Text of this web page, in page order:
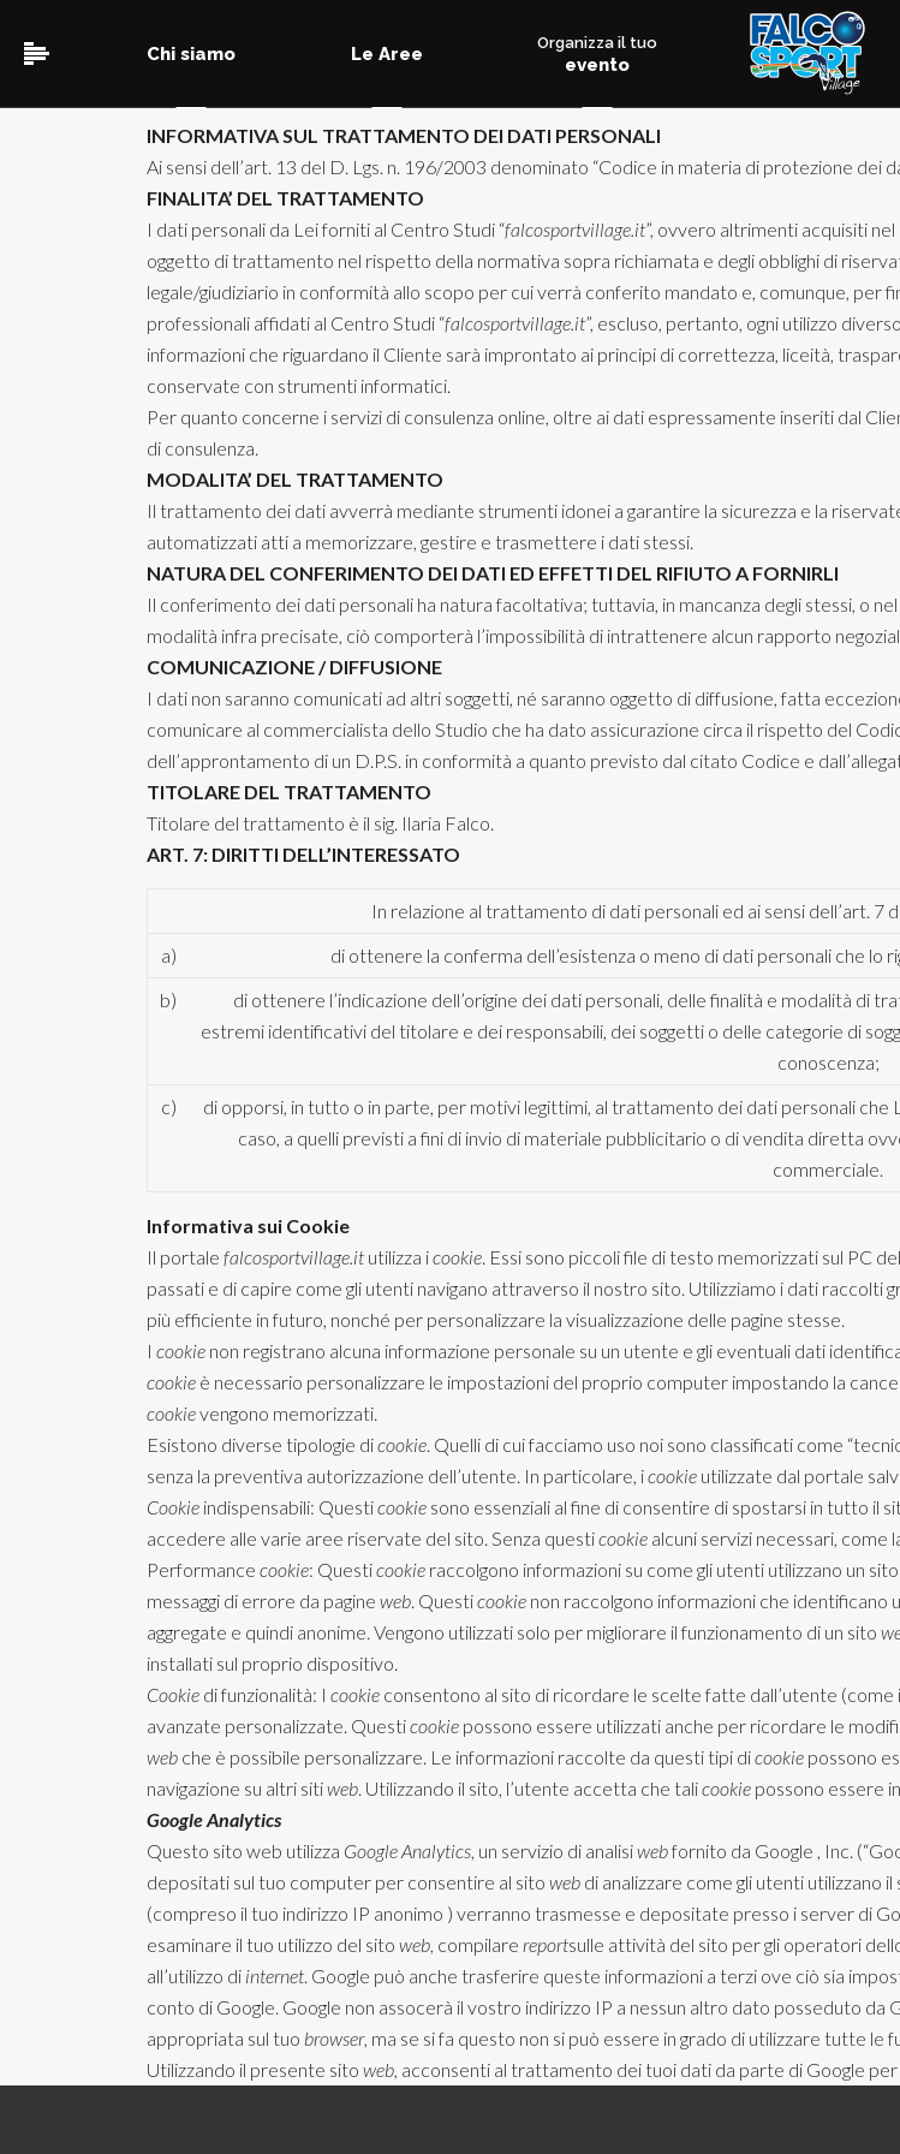
Chi siamo Le Aree
Organizza il tuo
evento
INFORMATIVA SUL TRATTAMENTO DEI DATI PERSONALI
Ai sensi dell’art. 13 del D. Lgs. n. 196/2003 denominato “Codice in materia di protezione dei
FINALITA’ DEL TRATTAMENTO
I dati personali da Lei forniti al Centro Studi “falcosportvillage.it”, ovvero altrimenti acquisiti
oggetto di trattamento nel rispetto della normativa sopra richiamata e degli obblighi di
legale/giudiziario in conformità allo scopo per cui verrà conferito mandato e, comunque, per
professionali affidati al Centro Studi “falcosportvillage.it”, escluso, pertanto, ogni utilizzo
informazioni che riguardano il Cliente sarà improntato ai principi di correttezza, liceità,
conservate con strumenti informatici.
Per quanto concerne i servizi di consulenza online, oltre ai dati espressamente inseriti dal
di consulenza.
MODALITA’ DEL TRATTAMENTO
Il trattamento dei dati avverrà mediante strumenti idonei a garantire la sicurezza e la
automatizzati atti a memorizzare, gestire e trasmettere i dati stessi.
NATURA DEL CONFERIMENTO DEI DATI ED EFFETTI DEL RIFIUTO A FORNIRLI
Il conferimento dei dati personali ha natura facoltativa; tuttavia, in mancanza degli stessi, o
modalità infra precisate, ciò comporterà l’impossibilità di intrattenere alcun rapporto
COMUNICAZIONE / DIFFUSIONE
I dati non saranno comunicati ad altri soggetti, né saranno oggetto di diffusione, fatta
comunicare al commercialista dello Studio che ha dato assicurazione circa il rispetto del
dell’approntamento di un D.P.S. in conformità a quanto previsto dal citato Codice e
TITOLARE DEL TRATTAMENTO
Titolare del trattamento è il sig. Ilaria Falco.
ART. 7: DIRITTI DELL’INTERESSATO
In relazione al trattamento di dati personali ed ai sensi dell’art. 7
a)
di ottenere la conferma dell’esistenza o meno di dati personali che lo
b)
di ottenere l’indicazione dell’origine dei dati personali, delle finalità e modalità di
estremi identificativi del titolare e dei responsabili, dei soggetti o delle categorie di
conoscenza;
c)
di opporsi, in tutto o in parte, per motivi legittimi, al trattamento dei dati personali
caso, a quelli previsti a fini di invio di materiale pubblicitario o di vendita diretta
commerciale.
Informativa sui Cookie
Il portale falcosportvillage.it utilizza icookie. Essi sono piccoli file di testo memorizzati sul PC
passati e di capire come gli utenti navigano attraverso il nostro sito. Utilizziamo i dati raccolti
più efficiente in futuro, nonché per personalizzare la visualizzazione delle pagine stesse.
I cookie non registrano alcuna informazione personale su un utente e gli eventuali dati
cookie è necessario personalizzare le impostazioni del proprio computer impostando la
cookievengono memorizzati.
Esistono diverse tipologie dicookie. Quelli di cui facciamo uso noi sono classificati come
senza la preventiva autorizzazione dell’utente. In particolare, icookie utilizzate dal portale
Cookie indispensabili: Questicookie sono essenziali al fine di consentire di spostarsi in tutto il
accedere alle varie aree riservate del sito. Senza questicookie alcuni servizi necessari, come
Performance cookie: Questicookie raccolgono informazioni su come gli utenti utilizzano un sito
messaggi di errore da pagine web. Questicookie non raccolgono informazioni che
aggregate e quindi anonime. Vengono utilizzati solo per migliorare il funzionamento di un sito
installati sul proprio dispositivo.
Cookie di funzionalità: I cookie consentono al sito di ricordare le scelte fatte dall’utente (come
avanzate personalizzate. Questicookie possono essere utilizzati anche per ricordare le
web che è possibile personalizzare. Le informazioni raccolte da questi tipi dicookie possono
navigazione su altri sitiweb. Utilizzando il sito, l’utente accetta che talicookie possono essere
Google Analytics
Questo sito web utilizza Google Analytics, un servizio di analisiwebfornito da Google , Inc.
depositati sul tuo computer per consentire al sito web di analizzare come gli utenti utilizzano
(compreso il tuo indirizzo IP anonimo ) verranno trasmesse e depositate presso i server di
esaminare il tuo utilizzo del sito web, compilare reportsulle attività del sito per gli operatori
all’utilizzo di internet. Google può anche trasferire queste informazioni a terzi ove ciò sia
conto di Google. Google non assocerà il vostro indirizzo IP a nessun altro dato posseduto da
appropriata sul tuo browser, ma se si fa questo non si può essere in grado di utilizzare tutte le
Utilizzando il presente sito web, acconsenti al trattamento dei tuoi dati da parte di Google